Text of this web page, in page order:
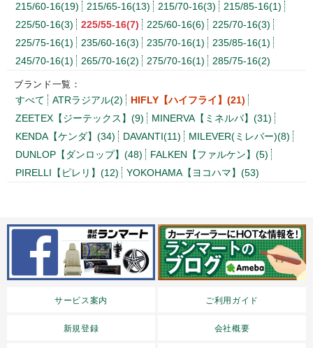
215/60-16(19)
215/65-16(13) 215/70-16(3)
215/85-16(1)
225/50-16(3)
225/55-16(7) 225/60-16(6)
225/70-16(3)
225/75-16(1)
235/60-16(3) 235/70-16(1)
235/85-16(1)
245/70-16(1)
265/70-16(2) 275/70-16(1) 285/75-16(2)
ブランド一覧：
すべて ATRラジアル(2)
HIFLY【ハイフライ】(21)
ZEETEX【ジーテックス】(9)
MINERVA【ミネルバ】(31)
KENDA【ケンダ】(34)
DAVANTI(11)
MILEVER(ミレバー)(8)
DUNLOP【ダンロップ】(48)
FALKEN【ファルケン】(5)
PIRELLI【ピレリ】(12)
YOKOHAMA【ヨコハマ】(53)
サービス案内 ご利用ガイド
新規登録 会社概要